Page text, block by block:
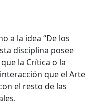
a la idea “De los
disciplina posee
la Crítica o la
que el Arte
el resto de las